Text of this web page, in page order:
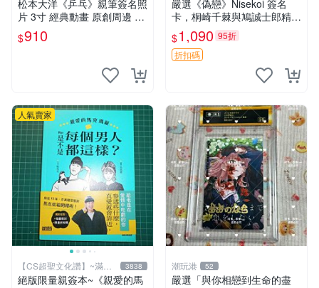
松本大洋《乒乓》親筆簽名照
片 3寸 經典動畫 原創周邊 經
典動漫 周邊收藏 照片卡磚
$910
嚴選《偽戀》Nisekoi 簽名
卡，桐崎千棘與鳩誠士郎精美
周邊，3寸日版中古帶原裝卡
磚，國內直郵 偽戀 Nisekoi
簽名卡 桐崎千棘
$1,090 95折
折扣碼
人氣賣家
【CS超聖文化讚】~滿千
元送運
3838
絕版限量親簽本~《親愛的馬
潮玩港 52
嚴選「與你相戀到生命的盡